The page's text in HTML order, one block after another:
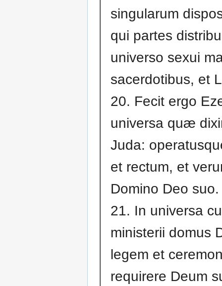
singularum
qui partes
universo sexui
sacerdotibus, et
20. Fecit ergo
universa quæ
Juda:
et rectum, et
Domino Deo suo.
21. In universa
ministerii domus
legem et
requirere Deum